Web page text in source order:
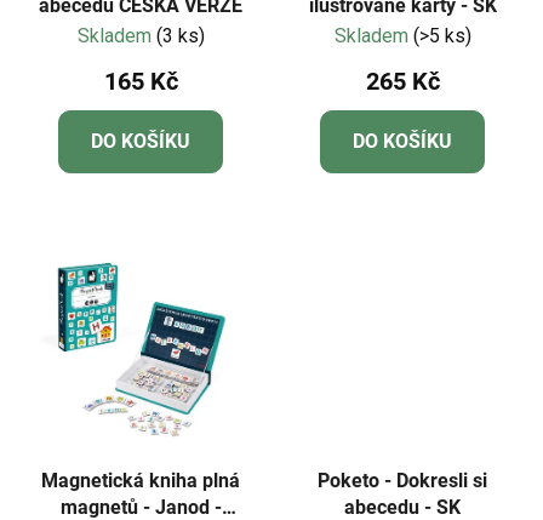
abecedu ČESKÁ VERZE
Skladem (3 ks)
165 Kč
DO KOŠÍKU
ilustrované karty - SK
Skladem (>5 ks)
265 Kč
DO KOŠÍKU
Magnetická kniha plná
magnetů - Janod -
Poketo - Dokresli si
abecedu - SK